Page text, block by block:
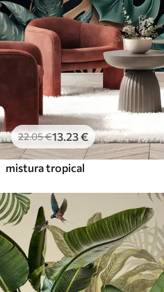
56.67 34.00€ /m²
Vinil Premium
65.00 39.00€/m²
81.6749.00€/m²
22.05€13 .23€
mistura tropical